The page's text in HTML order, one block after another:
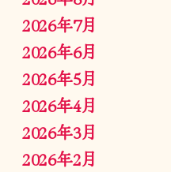
2026年7月
2026年6月
2026年5月
2026年4月
2026年3月
2026年2月